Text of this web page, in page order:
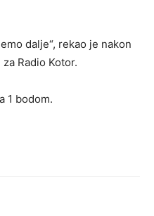
dalje“, rekao je nakon
Radio Kotor.
1 bodom.